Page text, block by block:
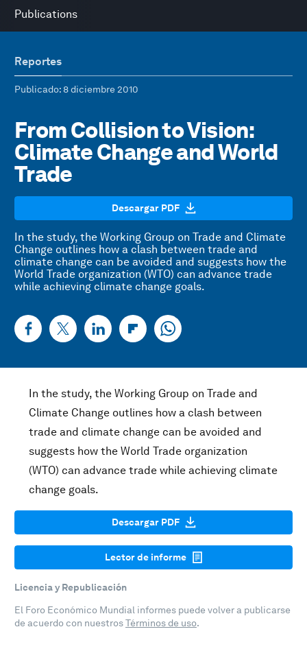
Publications
Reportes
Publicado: 8 diciembre 2010
From Collision to Vision:
Climate Change and World
Trade
Descargar PDF
In the study, the Working Group on Trade and Climate
Change outlines how a clash between trade and
climate change can be avoided and suggests how the
World Trade organization (WTO) can advance trade
while achieving climate change goals.
In the study, the Working Group on Trade and
Climate Change outlines how a clash between
trade and climate change can be avoided and
suggests how the World Trade organization
(WTO) can advance trade while achieving climate
change goals.
Descargar PDF
Lector de informe
Licencia y Republicación
El Foro Económico Mundial informes puede volver a publicarse
de acuerdo con nuestrosTérminos de uso.